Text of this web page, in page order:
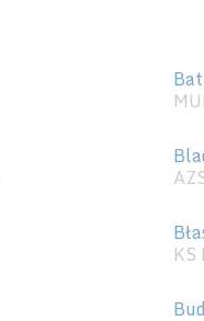
KS